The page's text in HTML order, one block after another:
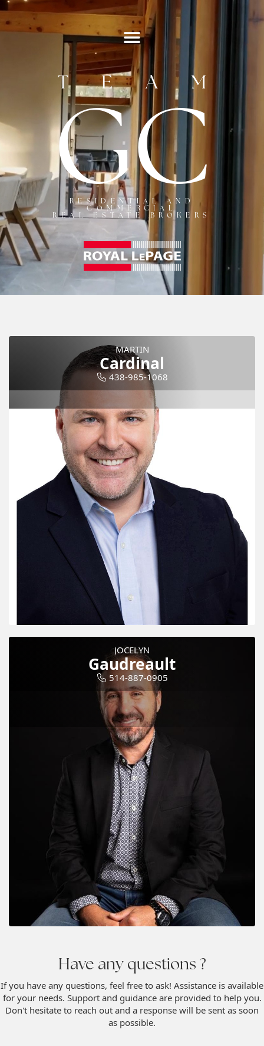
TEAM
GC
RESIDENTIAL AND
COMMERCIAL
REAL ESTATE BROKERS
MARTIN
Cardinal
438-985-1068
JOCELYN
Gaudreault
514-887-0905
Have any questions ?
If you have any questions, feel free to ask! Assistance is available
for your needs. Support and guidance are provided to help you.
Don't hesitate to reach out and a response will be sent as soon
as possible.